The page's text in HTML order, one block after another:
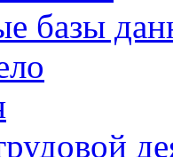
базы